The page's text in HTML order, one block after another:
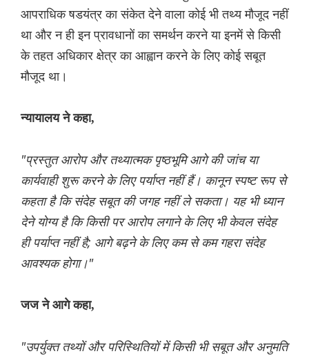
आपराधिक षडयंत्र का संकेत देने वाला कोई भी तथ्य मौजूद नहीं
था और न ही इन प्रावधानों का समर्थन करने या इनमें से किसी
के तहत अधिकार क्षेत्र का आह्वान करने के लिए कोई सबूत
मौजूद था।
न्यायालय ने कहा,
"प्रस्तुत आरोप और तथ्यात्मक पृष्ठभूमि आगे की जांच या
कार्यवाही शुरू करने के लिए पर्याप्त नहीं हैं। कानून स्पष्ट रूप से
कहता है कि संदेह सबूत की जगह नहीं ले सकता। यह भी ध्यान
देने योग्य है कि किसी पर आरोप लगाने के लिए भी केवल संदेह
ही पर्याप्त नहीं है; आगे बढ़ने के लिए कम से कम गहरा संदेह
आवश्यक होगा।"
जज ने आगे कहा,
"उपर्युक्त तथ्यों और परिस्थितियों में किसी भी सबूत और अनुमति